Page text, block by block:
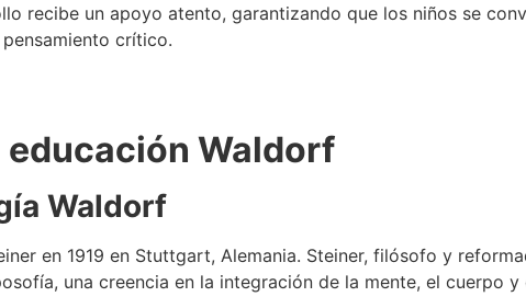
recibe un apoyo atento, garantizando que los niños se
crítico.
Waldorf
Waldorf
en 1919 en Stuttgart, Alemania. Steiner, filósofo y
una creencia en la integración de la mente, el cuerpo